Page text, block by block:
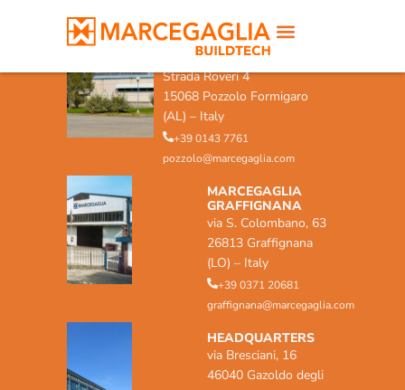
MARCEGAGLIA POZZOLO
FORMIGARO
Strada Roveri 4
15068 Pozzolo Formigaro
(AL) – Italy
+39 0143 7761
pozzolo@marcegaglia.com
MARCEGAGLIA
GRAFFIGNANA
via S. Colombano, 63
26813 Graffignana
(LO) – Italy
+39 0371 20681
graffignana@marcegaglia.com
HEADQUARTERS
via Bresciani, 16
46040 Gazoldo degli